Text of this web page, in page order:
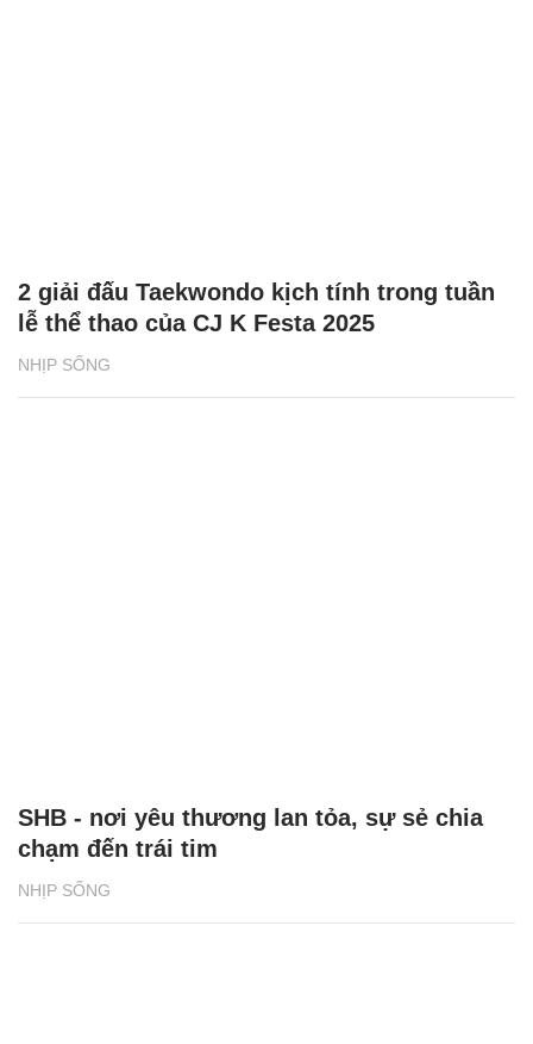
NHỊP SỐNG
2 giải đấu Taekwondo kịch tính trong tuần
lễ thể thao của CJ K Festa 2025
NHỊP SỐNG
SHB - nơi yêu thương lan tỏa, sự sẻ chia
chạm đến trái tim